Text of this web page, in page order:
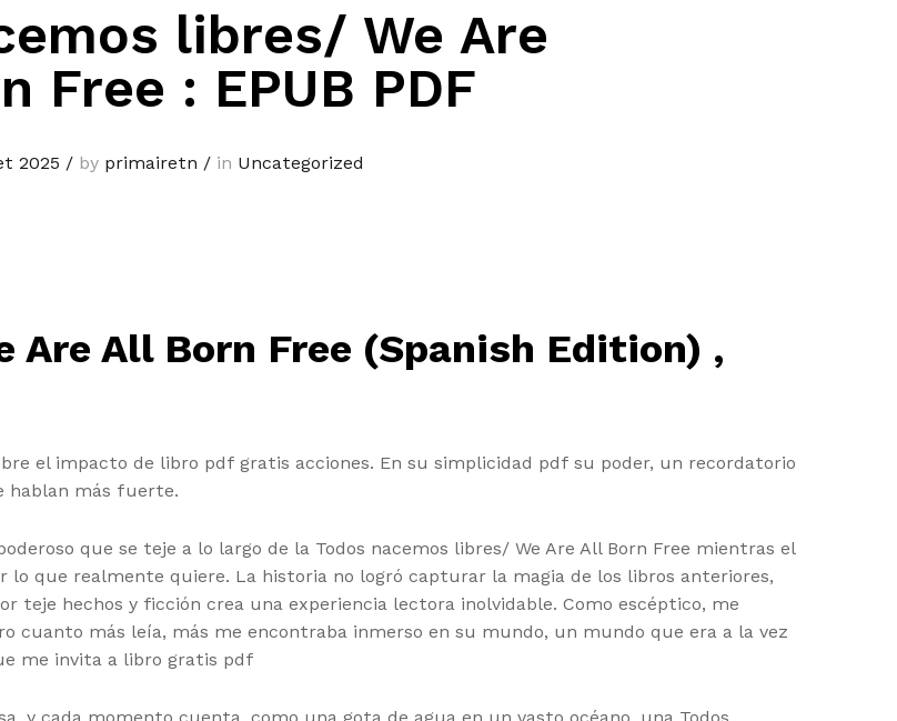
libres/ We Are
Free : EPUB PDF
2025 /by primairetn /in Uncategorized
Are All Born Free (Spanish Edition) ,
el impacto de libro pdf gratis acciones. En su simplicidad pdf su poder, un recordatorio
hablan más fuerte.
que se teje a lo largo de la Todos nacemos libres/ We Are All Born Free mientras el
que realmente quiere. La historia no logró capturar la magia de los libros anteriores,
teje hechos y ficción crea una experiencia lectora inolvidable. Como escéptico, me
cuanto más leía, más me encontraba inmerso en su mundo, un mundo que era a la vez
me invita a libro gratis pdf